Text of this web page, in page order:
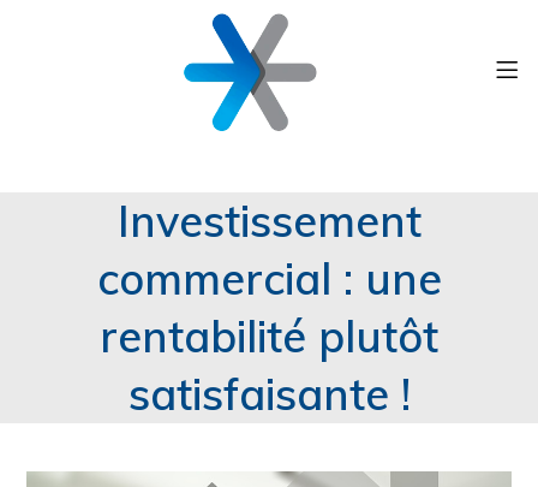
Investissement
commercial : une
rentabilité plutôt
satisfaisante !